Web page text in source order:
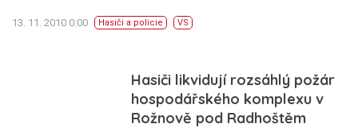
13. 11. 2010 0:00 Hasiči a policie VS
Hasiči likvidují rozsáhlý požár
hospodářského komplexu v
Rožnově pod Radhoštěm